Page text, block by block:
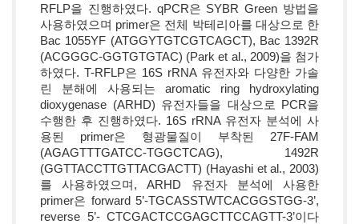
RFLP을 진행하였다. qPCR은 SYBR Green 방법을
사용하였으며 primer은 전체 박테리아를 대상으로 한
Bac 1055YF (ATGGYTGTCGTCAGCT), Bac 1392R
(ACGGGC-GGTGTGTAC) (Park et al., 2009)을 첨가
하였다. T-RFLP은 16S rRNA 유전자와 다양한 가솔
린 분해에 사용되는 aromatic ring hydroxylating
dioxygenase (ARHD) 유전자들을 대상으로 PCR을
수행한 후 진행하였다. 16S rRNA 유전자 분석에 사
용된 primer은 형광물질이 부착된 27F-FAM
(AGAGTTTGATCC-TGGCTCAG), 1492R
(GGTTACCTTGTTACGACTT) (Hayashi et al., 2003)
를 사용하였으며, ARHD 유전자 분석에 사용한
primer은 forward 5’-TGCASSTWTCACGGSTGG-3’,
reverse 5’- CTCGACTCCGAGCTTCCAGTT-3’이다